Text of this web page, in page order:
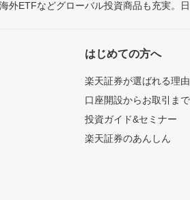
外ETFなどグローバル投資商品も充実。
はじめての方へ
楽天証券が選ばれる理由
口座開設からお取引ま
投資ガイド&セミナー
楽天証券のあんしん